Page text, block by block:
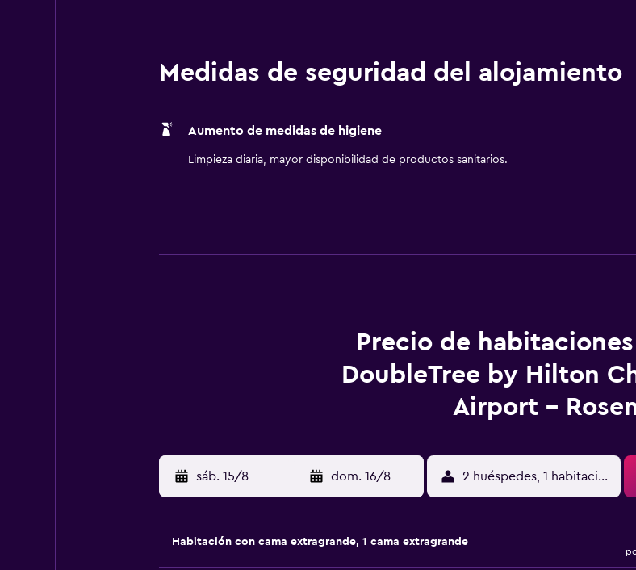
Medidas de seguridad del alojamiento
Aumento de medidas de higiene
Limpieza diaria, mayor disponibilidad de productos sanitarios.
Precio de
DoubleTree by Hilton
Airport -
sáb. 15/8 - dom. 16/8 2 huéspedes, 1 habitación
Habitación con cama extragrande, 1 cama extragrande